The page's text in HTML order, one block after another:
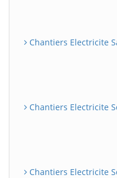
Chantiers Electricite
Chantiers Electricite
Chantiers Electricite